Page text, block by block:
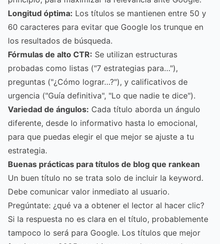
Longitud óptima: Los títulos se mantienen entre 50 y
60 caracteres para evitar que Google los trunque en
los resultados de búsqueda.
Fórmulas de alto CTR: Se utilizan estructuras
probadas como listas ("7 estrategias para…"),
preguntas ("¿Cómo lograr…?"), y calificativos de
urgencia ("Guía definitiva", "Lo que nadie te dice").
Variedad de ángulos: Cada título aborda un ángulo
diferente, desde lo informativo hasta lo emocional,
para que puedas elegir el que mejor se ajuste a tu
estrategia.
Buenas prácticas para títulos de blog que rankean
Un buen título no se trata solo de incluir la keyword.
Debe comunicar valor inmediato al usuario.
Pregúntate: ¿qué va a obtener el lector al hacer clic?
Si la respuesta no es clara en el título, probablemente
tampoco lo será para Google. Los títulos que mejor